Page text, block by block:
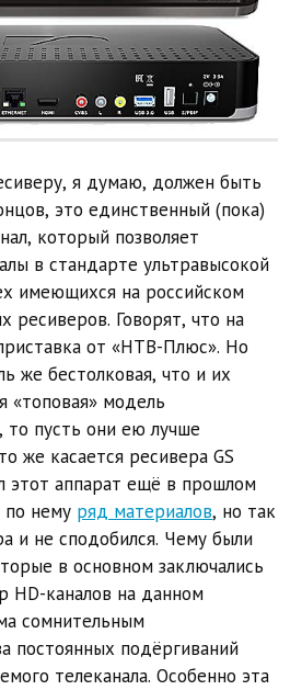
я думаю, должен быть
это единственный (пока)
который позволяет
в стандарте ультравысокой
имеющихся на российском
ресиверов. Говорят, что на
от «НТВ-Плюс». Но
же бестолковая, что и их
«топовая» модель
то пусть они ею лучше
же касается ресивера GS
этот аппарат ещё в прошлом
по нему ряд материалов, но так
и не сподобился. Чему были
в основном заключались
HD-каналов на данном
сомнительным
постоянных подёргиваний
телеканала. Особенно эта